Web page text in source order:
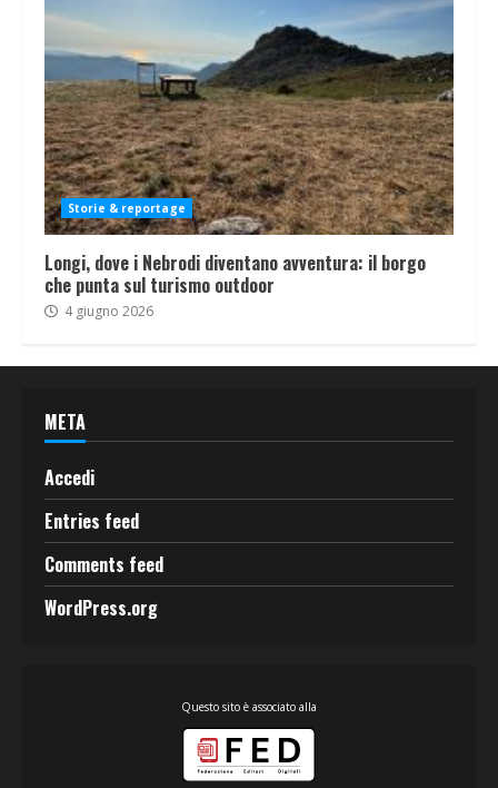
Storie & reportage
Longi, dove i Nebrodi diventano avventura: il borgo
che punta sul turismo outdoor
4 giugno 2026
META
Accedi
Entries feed
Comments feed
WordPress.org
Questo sito è associato alla